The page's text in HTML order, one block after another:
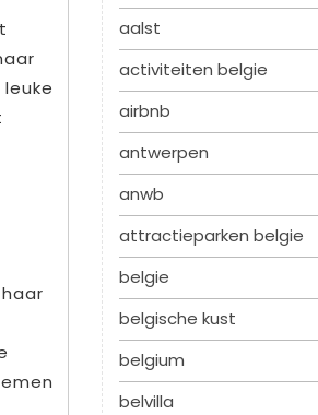
aalst
activiteiten belgie
airbnb
antwerpen
anwb
attractieparken belgie
belgie
belgische kust
belgium
belvilla